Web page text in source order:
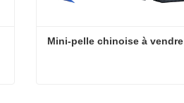
Mini-pelle chinoise à vendre